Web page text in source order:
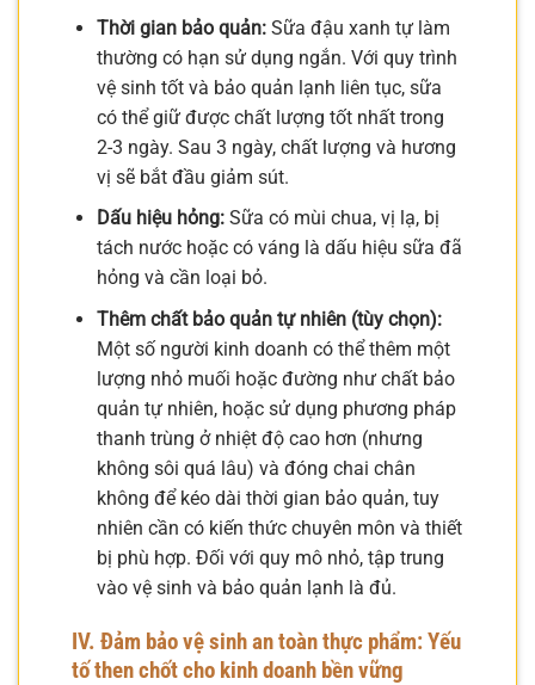
Thời gian bảo quản:Sữa đậu xanh tự làm
thường có hạn sử dụng ngắn. Với quy trình
vệ sinh tốt và bảo quản lạnh liên tục, sữa
có thể giữ được chất lượng tốt nhất trong
2-3 ngày. Sau 3 ngày, chất lượng và hương
vị sẽ bắt đầu giảm sút.
Dấu hiệu hỏng:Sữa có mùi chua, vị lạ, bị
tách nước hoặc có váng là dấu hiệu sữa đã
hỏng và cần loại bỏ.
Thêm chất bảo quản tự nhiên (tùy chọn):
Một số người kinh doanh có thể thêm một
lượng nhỏ muối hoặc đường như chất bảo
quản tự nhiên, hoặc sử dụng phương pháp
thanh trùng ở nhiệt độ cao hơn (nhưng
không sôi quá lâu) và đóng chai chân
không để kéo dài thời gian bảo quản, tuy
nhiên cần có kiến thức chuyên môn và thiết
bị phù hợp. Đối với quy mô nhỏ, tập trung
vào vệ sinh và bảo quản lạnh là đủ.
IV. Đảm bảo vệ sinh an toàn thực phẩm: Yếu
tố then chốt cho kinh doanh bền vững